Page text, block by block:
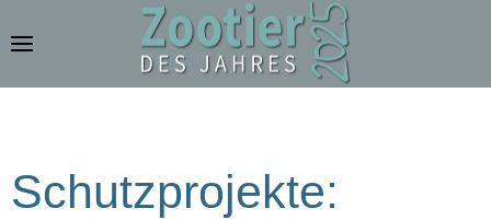
Zum Hauptinhalt springen
Schutzprojekte: